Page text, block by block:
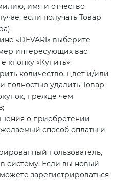
имя и отчество
если получать Товар
«DEVARI» выберите
интересующих вас
кнопку «Купить»;
количество, цвет и/или
полностью удалить Товар
прежде чем
о приобретении
способ оплаты и
пользователь,
систему. Если вы новый
зарегистрироваться